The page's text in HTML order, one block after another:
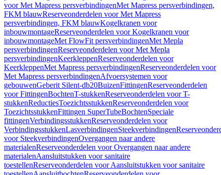
voor Met Mapress persverbindingenMet Mapress persverbindingen,
FKM blauwReserveonderdelen voor Met Mapress
persverbindingen, FKM blauwKogelkranen voor
inbouwmontageReserveonderdelen voor Kogelkranen voor
inbouwmontageMet FlowFit persverbindingenMet Mepla
persverbindingenReserveonderdelen voor Met Mepla
persverbindingenKeerkleppenReserveonderdelen voor
KeerkleppenMet Mapress persverbindingenReserveonderdelen voor
Met Mapress persverbindingenAfvoersystemen voor
gebouwenGeberit Silent-db20BuizenFittingenReserveonderdelen
voor FittingenBochtenT-stukkenReserveonderdelen voor T-
stukkenReductiesToezichtsstukkenReserveonderdelen voor
ToezichtsstukkenFittingen SuperTubeBochtenSpeciale
fittingenVerbindingsstukkenReserveonderdelen voor
VerbindingsstukkenLasverbindingenSteekverbindingen
voor SteekverbindingenOvergangen naar andere
materialenReserveonderdelen voor Overgangen naar andere
materialenAansluitstukken voor sanitaire
toestellenReserveonderdelen voor Aansluitstukken voor sanitaire